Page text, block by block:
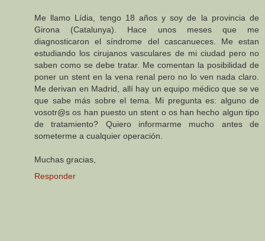
Me llamo Lídia, tengo 18 años y soy de la provincia de
Girona (Catalunya). Hace unos meses que me
diagnosticaron el síndrome del cascanueces. Me estan
estudiando los cirujanos vasculares de mi ciudad pero no
saben como se debe tratar. Me comentan la posibilidad de
poner un stent en la vena renal pero no lo ven nada claro.
Me derivan en Madrid, allí hay un equipo médico que se ve
que sabe más sobre el tema. Mi pregunta es: alguno de
vosotr@s os han puesto un stent o os han hecho algun tipo
de tratamiento? Quiero informarme mucho antes de
someterme a cualquier operación.
Muchas gracias,
Responder